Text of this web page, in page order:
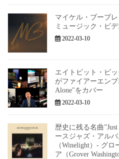
マイケル・ブーブ
ミュージック・ビ
2022-03-10
エイトビット・ビッ
がファイアーエン
Alone"をカバー
2022-03-10
歴史に残る名曲
ースジャズ・アルバ
（Winelight）- グ
ア（Grover